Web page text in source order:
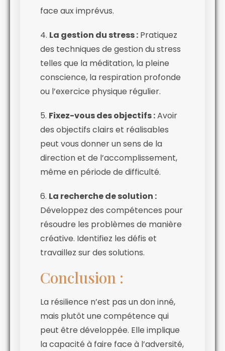
face aux imprévus.
4. La gestion du stress : Pratiquez
des techniques de gestion du stress
telles que la méditation, la pleine
conscience, la respiration profonde
ou l’exercice physique régulier.
5. Fixez-vous des objectifs :Avoir
des objectifs clairs et réalisables
peut vous donner un sens de la
direction et de l’accomplissement,
même en période de difficulté.
6. La recherche de solution :
Développez des compétences pour
résoudre les problèmes de manière
créative. Identifiez les défis et
travaillez sur des solutions.
Conclusion :
La résilience n’est pas un don inné,
mais plutôt une compétence qui
peut être développée. Elle implique
la capacité à faire face à l’adversité,